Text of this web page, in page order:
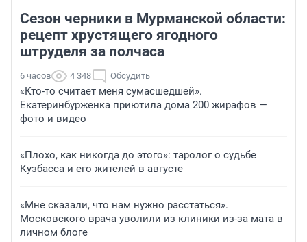
Сезон черники в Мурманской области:
рецепт хрустящего ягодного
штруделя за полчаса
6 часов 4 348 Обсудить
«Кто-то считает меня сумасшедшей».
Екатеринбурженка приютила дома 200 жирафов —
фото и видео
«Плохо, как никогда до этого»: таролог о судьбе
Кузбасса и его жителей в августе
«Мне сказали, что нам нужно расстаться».
Московского врача уволили из клиники из-за мата в
личном блоге